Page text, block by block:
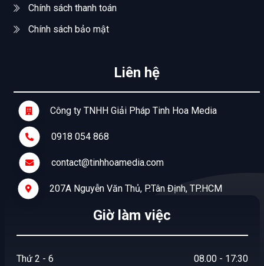
Chính sách thanh toán
Chính sách bảo mật
Liên hệ
Công ty TNHH Giải Pháp Tinh Hoa Media
0918 054 868
contact@tinhhoamedia.com
207A Nguyễn Văn Thủ, P.Tân Định, TP.HCM
Giờ làm việc
Thứ 2 - 6 08.00 - 17:30